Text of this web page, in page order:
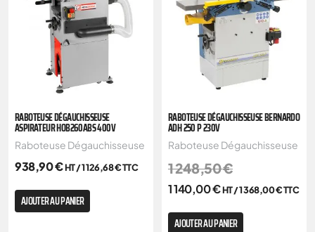
RABOTEUSE DÉGAUCHISSEUSE
ASPIRATEUR HOB260ABS 400V
Raboteuse Dégauchisseuse
938,90€HT /1 126,68€TTC
AJOUTER AU PANIER
RABOTEUSE DÉGAUCHISSEUSE BERNARDO
ADH 250 P 230V
Raboteuse Dégauchisseuse
1 248,50€
1 140,00€HT /1 368,00€TTC
AJOUTER AU PANIER